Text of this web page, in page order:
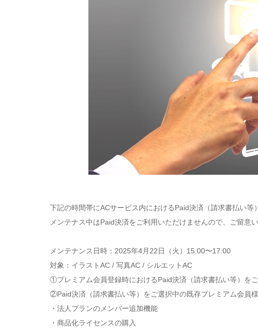
下記の時間帯にACサービス内におけるPaid決済（請求書払い等
メンテナス中はPaid決済をご利用いただけませんので、ご留意
メンテナンス日時：2025年4月22日（火）15:00〜17:00
対象：イラストAC / 写真AC / シルエットAC
①プレミアム会員登録時におけるPaid決済（請求書払い等）を
②Paid決済（請求書払い等）をご選択中の既存プレミアム会員
・法人プランのメンバー追加機能
・商品化ライセンスの購入